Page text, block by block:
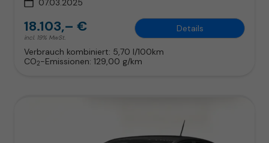
07.03.2025
18.103,– €
incl. 19% MwSt.
Details
Verbrauch kombiniert: 5,70 l/100km
CO2-Emissionen: 129,00 g/km